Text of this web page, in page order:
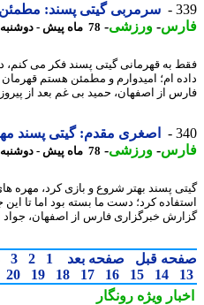
سرمربی گیتی پسند: مطمئن
-ورزشی-78 ماه پیش - دوشنبه 12 اسفند 1398، 15:31
به قهرمانی گیتی پسند فکر می کنم، در
ام؛ امیدوارم و مطمئن هستم قهرمان
از اصفهان، حمید بی غم بعد از پیروزی
اصغری مقدم: گیتی پسند مهره
-ورزشی-78 ماه پیش - دوشنبه 12 اسفند 1398، 15:15
پسند بهتر شروع و بازی کرد، مهره های
کرد؛ دست ما بسته بود اما تا این جا
خبرگزاری فارس از اصفهان، جواد
قبل صفحه بعد 1
2
3
4
14
15
16
17
18
19
20
ویژهرونگار